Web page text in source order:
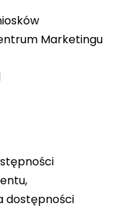
Marketingu
dostępności